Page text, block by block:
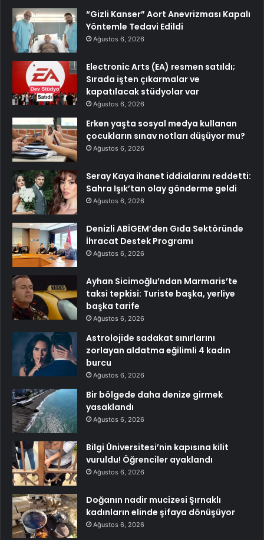
“Gizli Kanser” Aort Anevrizması Kapalı
Yöntemle Tedavi Edildi
Ağustos 6, 2026
Electronic Arts (EA) resmen satıldı;
Sırada işten çıkarmalar ve
kapatılacak stüdyolar var
Ağustos 6, 2026
Erken yaşta sosyal medya kullanan
çocukların sınav notları düşüyor mu?
Ağustos 6, 2026
Seray Kaya ihanet iddialarını reddetti:
Sahra Işık’tan olay gönderme geldi
Ağustos 6, 2026
Denizli ABİGEM’den Gıda Sektöründe
İhracat Destek Programı
Ağustos 6, 2026
Ayhan Sicimoğlu’ndan Marmaris’te
taksi tepkisi: Turiste başka, yerliye
başka tarife
Ağustos 6, 2026
Astrolojide sadakat sınırlarını
zorlayan aldatma eğilimli 4 kadın
burcu
Ağustos 6, 2026
Bir bölgede daha denize girmek
yasaklandı
Ağustos 6, 2026
Bilgi Üniversitesi’nin kapısına kilit
vuruldu! Öğrenciler ayaklandı
Ağustos 6, 2026
Doğanın nadir mucizesi Şırnaklı
kadınların elinde şifaya dönüşüyor
Ağustos 6, 2026